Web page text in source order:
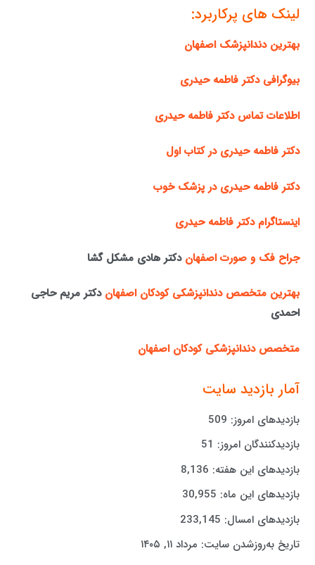
لینک های پرکاربرد:
بهترین دندانپزشک اصفهان
بیوگرافی دکتر فاطمه حیدری
اطلاعات تماس دکتر فاطمه حیدری
دکتر فاطمه حیدری در کتاب اول
دکتر فاطمه حیدری در پزشک خوب
اینستاگرام دکتر فاطمه حیدری
جراح فک و صورت اصفهان دکتر هادی مشکل گشا
بهترین متخصص دندانپزشکی کودکان اصفهان دکتر مریم حاجی
احمدی
متخصص دندانپزشکی کودکان اصفهان
آمار بازدید سایت
بازدیدهای امروز: 509
بازدیدکنندگان امروز: 51
بازدیدهای این هفته: 8,136
بازدیدهای این ماه: 30,955
بازدیدهای امسال: 233,145
تاریخ به‌روزشدن سایت: مرداد ۱۱, ۱۴۰۵